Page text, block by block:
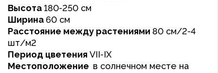
Высота180-250 см
Ширина 60 см
Расстояние между растениями 80 см/2-4
шт/м2
Период цветения VII-IX
Местоположение в солнечном месте на